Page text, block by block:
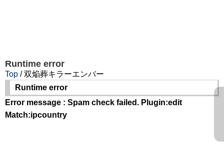
Runtime error
Top / 双焔葬キラーエンバー
Runtime error
Error message : Spam check failed. Plugin:edit
Match:ipcountry